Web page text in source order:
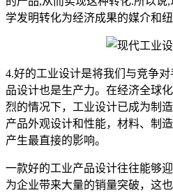
学发明转化为经济成果的媒介和纽
4.好的工业设计是将我们与竞争
品设计也是生产力。在经济全球
烈的情况下，工业设计已成为制
产品外观设计和性能，材料、制
产生最直接的影响。
一款好的工业产品设计往往能够
为企业带来大量的销量突破，这